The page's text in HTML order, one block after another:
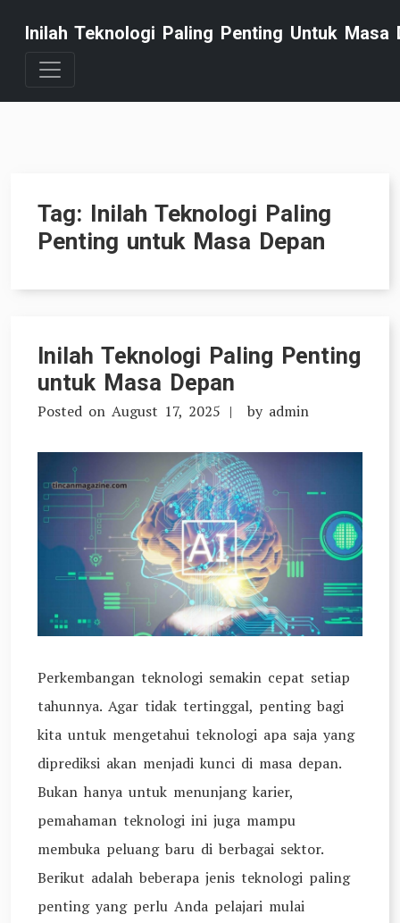
content
Inilah Teknologi Paling Penting Untuk Masa
Tag: Inilah Teknologi Paling
Penting untuk Masa Depan
Inilah Teknologi Paling Penting
untuk Masa Depan
Posted on August 17, 2025 by admin
Perkembangan teknologi semakin cepat setiap
tahunnya. Agar tidak tertinggal, penting bagi
kita untuk mengetahui teknologi apa saja yang
diprediksi akan menjadi kunci di masa depan.
Bukan hanya untuk menunjang karier,
pemahaman teknologi ini juga mampu
membuka peluang baru di berbagai sektor.
Berikut adalah beberapa jenis teknologi paling
penting yang perlu Anda pelajari mulai